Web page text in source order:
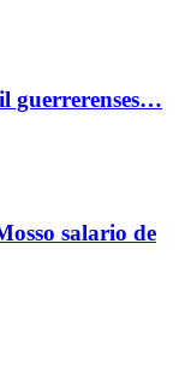
guerrerenses…
salario de